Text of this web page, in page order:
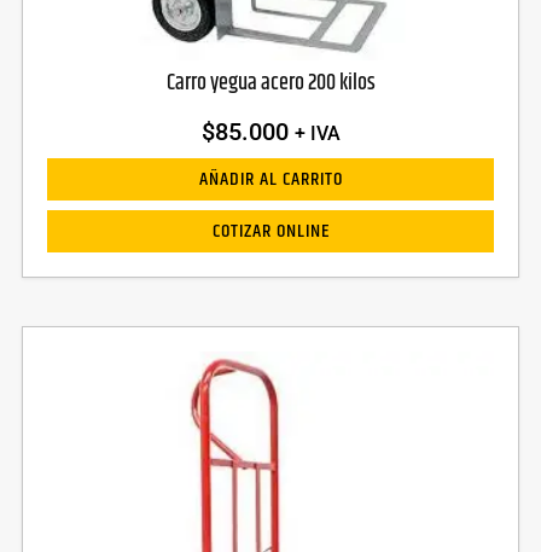
Carro yegua acero 200 kilos
$85.000 + IVA
AÑADIR AL CARRITO
COTIZAR ONLINE